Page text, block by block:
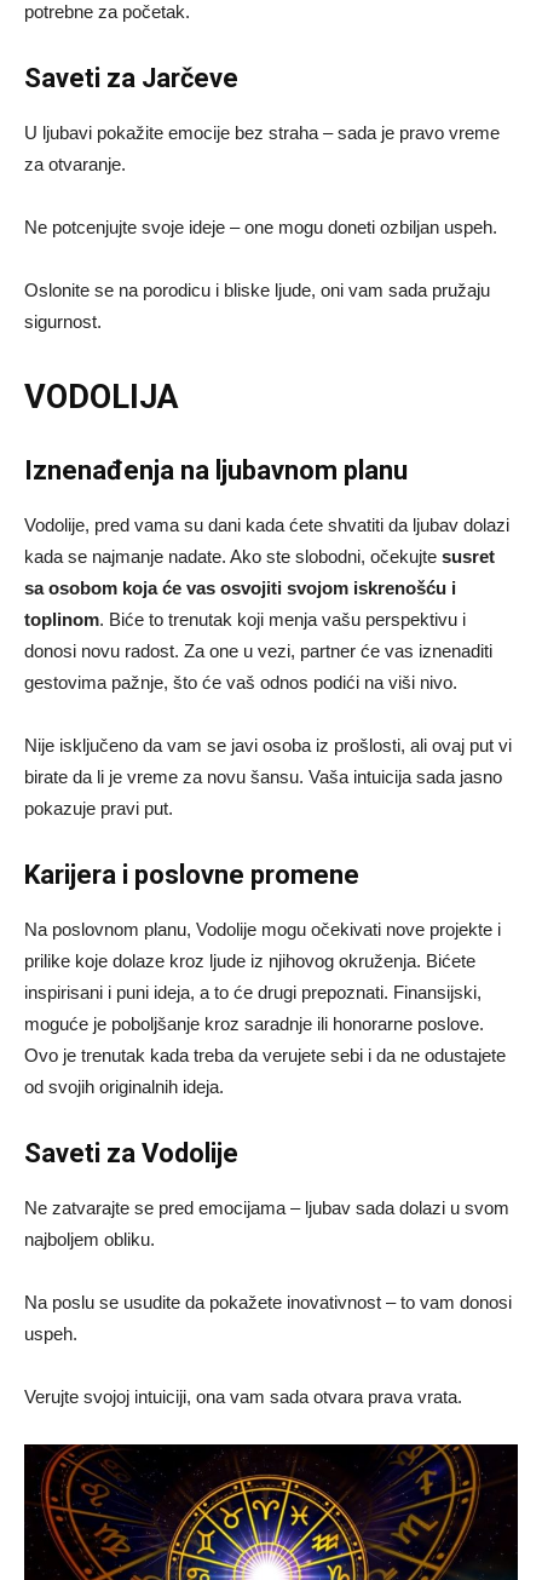
potrebne za početak.
Saveti za Jarčeve
U ljubavi pokažite emocije bez straha – sada je pravo vreme
za otvaranje.
Ne potcenjujte svoje ideje – one mogu doneti ozbiljan uspeh.
Oslonite se na porodicu i bliske ljude, oni vam sada pružaju
sigurnost.
VODOLIJA
Iznenađenja na ljubavnom planu
Vodolije, pred vama su dani kada ćete shvatiti da ljubav dolazi
kada se najmanje nadate. Ako ste slobodni, očekujte susret
sa osobom koja će vas osvojiti svojom iskrenošću i
toplinom. Biće to trenutak koji menja vašu perspektivu i
donosi novu radost. Za one u vezi, partner će vas iznenaditi
gestovima pažnje, što će vaš odnos podići na viši nivo.
Nije isključeno da vam se javi osoba iz prošlosti, ali ovaj put vi
birate da li je vreme za novu šansu. Vaša intuicija sada jasno
pokazuje pravi put.
Karijera i poslovne promene
Na poslovnom planu, Vodolije mogu očekivati nove projekte i
prilike koje dolaze kroz ljude iz njihovog okruženja. Bićete
inspirisani i puni ideja, a to će drugi prepoznati. Finansijski,
moguće je poboljšanje kroz saradnje ili honorarne poslove.
Ovo je trenutak kada treba da verujete sebi i da ne odustajete
od svojih originalnih ideja.
Saveti za Vodolije
Ne zatvarajte se pred emocijama – ljubav sada dolazi u svom
najboljem obliku.
Na poslu se usudite da pokažete inovativnost – to vam donosi
uspeh.
Verujte svojoj intuiciji, ona vam sada otvara prava vrata.